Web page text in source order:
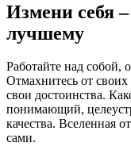
Измени себя
лучшему
Работайте над собой,
Отмахнитесь от
свои достоинства.
понимающий,
качества. Вселенная
сами.